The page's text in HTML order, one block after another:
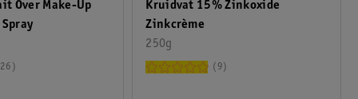
Over Make-Up
26
Kruidvat 15% Zinkoxide
Zinkcrème
250g
9